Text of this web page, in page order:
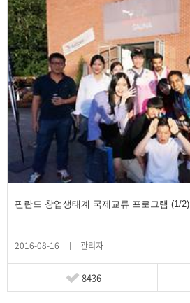
핀란드 창업생태계 국제교류 프로그램 (1/2)
2016-08-16 관리자
8436